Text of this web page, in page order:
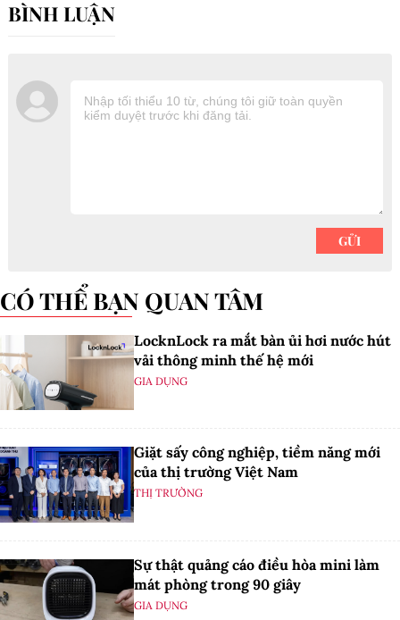
CÓ THỂ BẠN QUAN TÂM
LocknLock ra mắt bàn ủi hơi nước hút
vải thông minh thế hệ mới
GIA DỤNG
Giặt sấy công nghiệp, tiềm năng mới
của thị trường Việt Nam
THỊ TRƯỜNG
Sự thật quảng cáo điều hòa mini làm
mát phòng trong 90 giây
GIA DỤNG